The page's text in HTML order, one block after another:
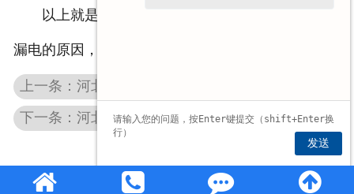
以上就是矿用筛厂家为大家简单介绍矿用筛出现
漏电的原因，希望可以帮助到你。
下一条：河北重型振动筛的优势有哪些
发送